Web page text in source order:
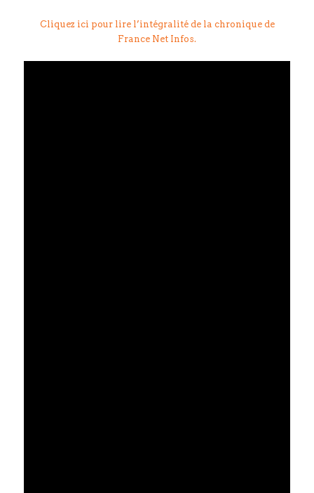
Cliquez ici pour lire l’intégralité de la chronique de
France Net Infos.